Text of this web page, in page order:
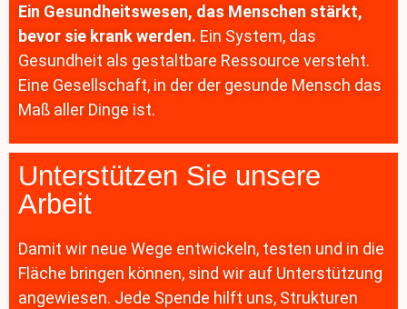
Ein Gesundheitswesen, das Menschen stärkt,
bevor sie krank werden. Ein System, das
Gesundheit als gestaltbare Ressource versteht.
Eine Gesellschaft, in der der gesunde Mensch das
Maß aller Dinge ist.
Unterstützen Sie unsere
Arbeit
Damit wir neue Wege entwickeln, testen und in die
Fläche bringen können, sind wir auf Unterstützung
angewiesen. Jede Spende hilft uns, Strukturen